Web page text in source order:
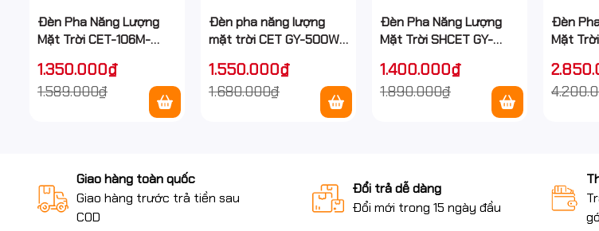
Đèn Pha Năng Lượng
Mặt Trời CET-106M-
nước IP67 ngoài trời
1.350.000₫
1.589.000₫
Đèn pha năng lượng
mặt trời CET GY-500W
ngoài trời
1.550.000₫
1.680.000₫
Đèn Pha Năng Lượng
Mặt Trời SHCET GY-
nước IP67 ngoài trời
1.400.000₫
1.890.000₫
Đèn
Mặt
nước
Giao hàng toàn quốc
Giao hàng trước trả tiền sau
COD
Đổi trả dễ dàng
Đổi mới trong 15 ngày đầu